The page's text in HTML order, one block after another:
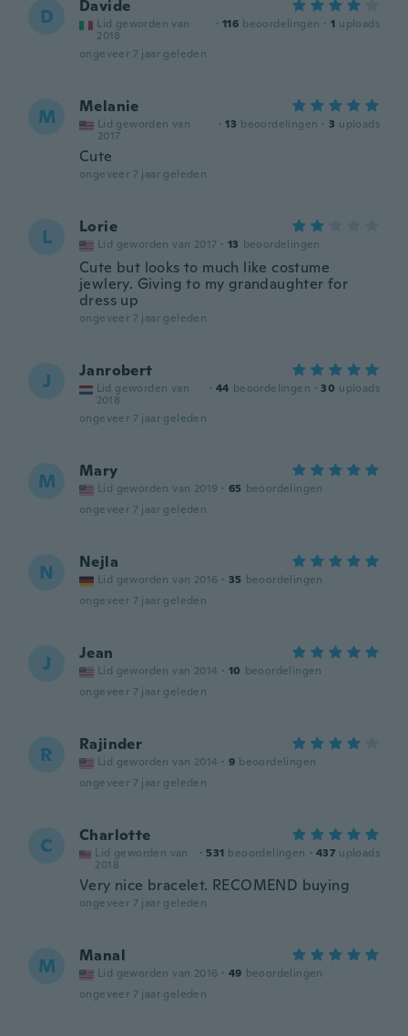
D Davide
Lid geworden van
2018
· 116 beoordelingen · 1 uploads
ongeveer 7 jaar geleden
M Melanie
Lid geworden van
2017
· 13 beoordelingen · 3 uploads
Cute
ongeveer 7 jaar geleden
L Lorie
Lid geworden van 2017 · 13 beoordelingen
Cute but looks to much like costume
jewlery. Giving to my grandaughter for
dress up
ongeveer 7 jaar geleden
J Janrobert
Lid geworden van
2018
· 44 beoordelingen · 30 uploads
ongeveer 7 jaar geleden
M Mary
Lid geworden van 2019 · 65 beoordelingen
ongeveer 7 jaar geleden
N Nejla
Lid geworden van 2016 · 35 beoordelingen
ongeveer 7 jaar geleden
J Jean
Lid geworden van 2014 · 10 beoordelingen
ongeveer 7 jaar geleden
R Rajinder
Lid geworden van 2014 · 9 beoordelingen
ongeveer 7 jaar geleden
C Charlotte
Lid geworden van
2018
· 531 beoordelingen · 437 uploads
Very nice bracelet. RECOMEND buying
ongeveer 7 jaar geleden
M Manal
Lid geworden van 2016 · 49 beoordelingen
ongeveer 7 jaar geleden